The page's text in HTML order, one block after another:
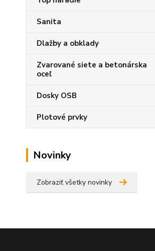
Sanita
Dlažby a obklady
Zvarované siete a betonárska
oceľ
Dosky OSB
Plotové prvky
Novinky
Zobraziť všetky novinky